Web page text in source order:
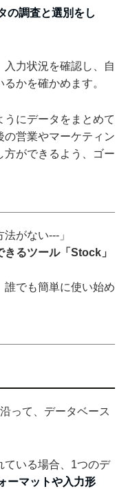
の調査と選別をし
力状況を確認し、自
かを確かめます。
にデータをまとめて
の営業やマーケティン
方ができるよう、ゴー
がない---」
るツール「Stock」
誰でも簡単に使い始め
って、データベース
ている場合、1つのデ
ーマットや入力形